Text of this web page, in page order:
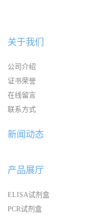
关于我们
公司介绍
证书荣誉
在线留言
联系方式
新闻动态
产品展厅
ELISA试剂盒
PCR试剂盒